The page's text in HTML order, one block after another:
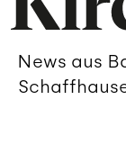
News aus